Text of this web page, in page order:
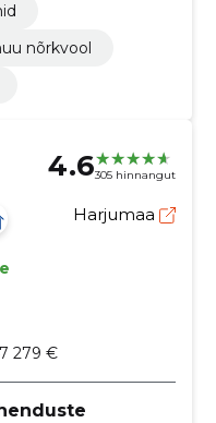
nõrkvool
4.6305 hinnangut
Harjumaa
279 €